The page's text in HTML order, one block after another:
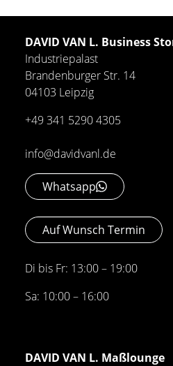
DAVID VAN L. Business
Industriepalast
Brandenburger Str. 14
04103 Leipzig
+49 341 5290 4305
info@davidvanl.de
Whatsapp
Auf Wunsch Termin
Di bis Fr: 13:00 – 19:00
Sa: 10:00 – 16:00
DAVID VAN L. Maßlounge